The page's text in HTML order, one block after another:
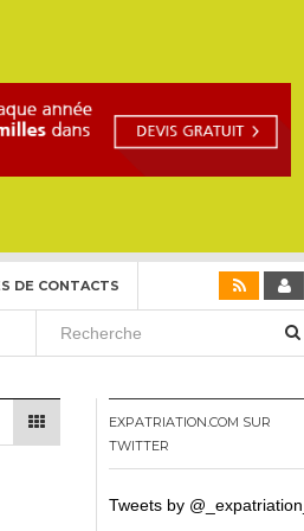
DE CONTACTS
EXPATRIATION.COM SUR
TWITTER
Tweets by @_expatriation_